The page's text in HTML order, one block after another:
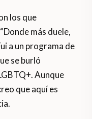
los que
más duele,
a un programa de
se burló
Aunque
que aquí es